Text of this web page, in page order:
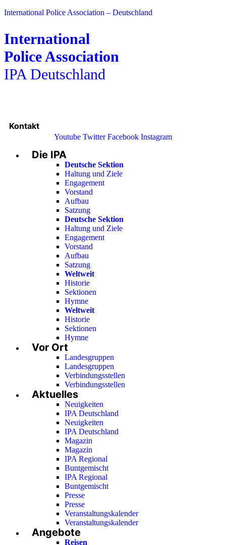
International Police Association – Deutschland
International
Police Association
IPA Deutschland
Kontakt
Youtube Twitter Facebook Instagram
Menu
Die IPA
Deutsche Sektion
Haltung und Ziele
Engagement
Vorstand
Aufbau
Satzung
Deutsche Sektion
Haltung und Ziele
Engagement
Vorstand
Aufbau
Satzung
Weltweit
Historie
Sektionen
Hymne
Weltweit
Historie
Sektionen
Hymne
Vor Ort
Landesgruppen
Landesgruppen
Verbindungsstellen
Verbindungsstellen
Aktuelles
Neuigkeiten
IPA Deutschland
Neuigkeiten
IPA Deutschland
Magazin
Magazin
IPA Regional
Buntgemischt
IPA Regional
Buntgemischt
Presse
Presse
Veranstaltungskalender
Veranstaltungskalender
Angebote
Reisen